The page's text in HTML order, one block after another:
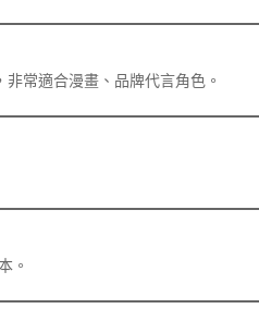
非常適合漫畫、品牌代言角色。
。